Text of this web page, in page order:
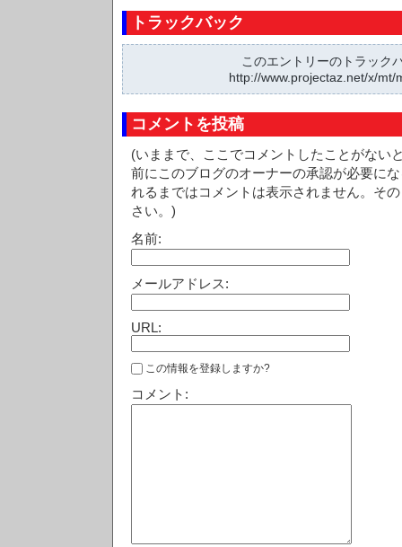
トラックバック
このエントリーのトラック
http://www.projectaz.net/x/mt/
コメントを投稿
(いままで、ここでコメントしたことがない
前にこのブログのオーナーの承認が必要に
れるまではコメントは表示されません。そ
さい。)
名前:
メールアドレス:
URL:
この情報を登録しますか?
コメント: